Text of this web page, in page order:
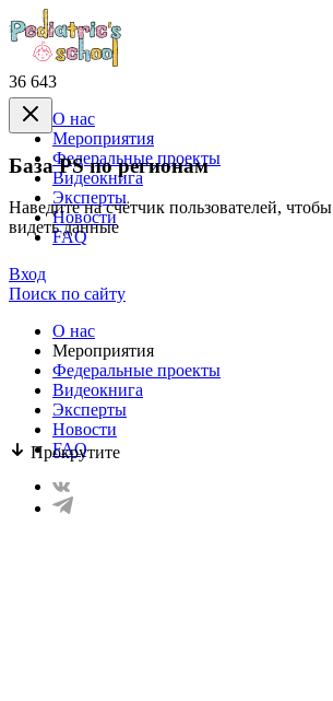
36 643
База PS по регионам
Наведите на счётчик пользователей, чтобы
видеть данные
Прокрутите
О нас
Mероприятия
Федеральные проекты
Видеокнига
Эксперты
Новости
FAQ
Вход
Поиск по сайту
О нас
Mероприятия
Федеральные проекты
Видеокнига
Эксперты
Новости
FAQ